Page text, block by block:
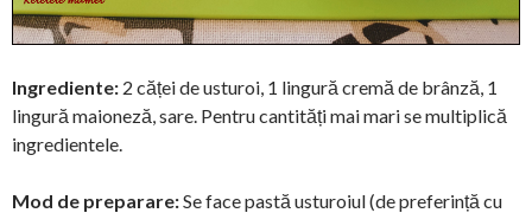
Ingrediente: 2 căței de usturoi, 1 lingură cremă de brânză, 1
lingură maioneză, sare. Pentru cantități mai mari se multiplică
ingredientele.
Mod de preparare:Se face pastă usturoiul (de preferință cu